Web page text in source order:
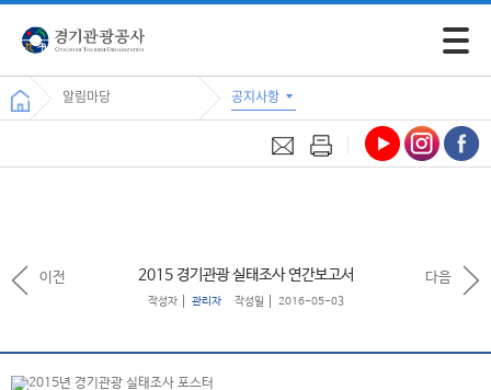
모바일
알림마당 공지사항
2015 경기관광 실태조사 연간보고서
작성자 관리자 작성일 2016-05-03
이전 다음